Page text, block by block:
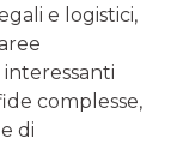
e logistici,
complesse,
di